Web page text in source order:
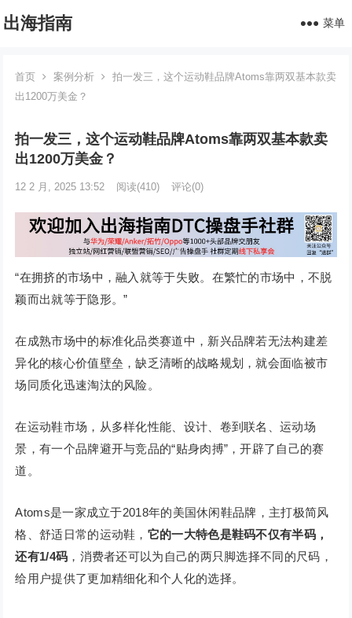
出海指南 菜单
首页 案例分析
拍一发三，这个运动鞋品牌Atoms靠两双基本款卖
出1200万美金？
拍一发三，这个运动鞋品牌Atoms靠两双基本款卖
出1200万美金？
12 2 月, 2025 13:52 阅读(410) 评论(0)
“在拥挤的市场中，融入就等于失败。在繁忙的市场中，不脱
颖而出就等于隐形。”
在成熟市场中的标准化品类赛道中，新兴品牌若无法构建差
异化的核心价值壁垒，缺乏清晰的战略规划，就会面临被市
场同质化迅速淘汰的风险。
在运动鞋市场，从多样化性能、设计、卷到联名、运动场
景，有一个品牌避开与竞品的“贴身肉搏”，开辟了自己的赛
道。
Atoms是一家成立于2018年的美国休闲鞋品牌，主打极简风
格、舒适日常的运动鞋， 它的一大特色是鞋码不仅有半码，
还有1/4码 ，消费者还可以为自己的两只脚选择不同的尺码，
给用户提供了更加精细化和个人化的选择。